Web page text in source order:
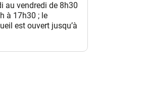
au vendredi de 8h30
à 17h30 ; le
est ouvert jusqu’à